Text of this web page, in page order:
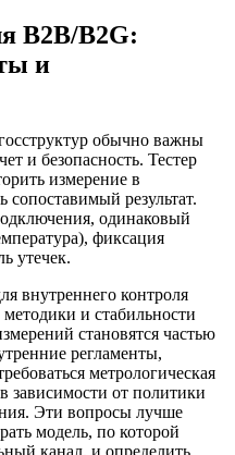
B2B/В2G:
и
обычно важны
и безопасность. Тестер
измерение в
результат.
одинаковый
фиксация
утечек.
внутреннего контроля
и стабильности
становятся частью
регламенты,
метрологическая
зависимости от политики
Эти вопросы лучше
модель, по которой